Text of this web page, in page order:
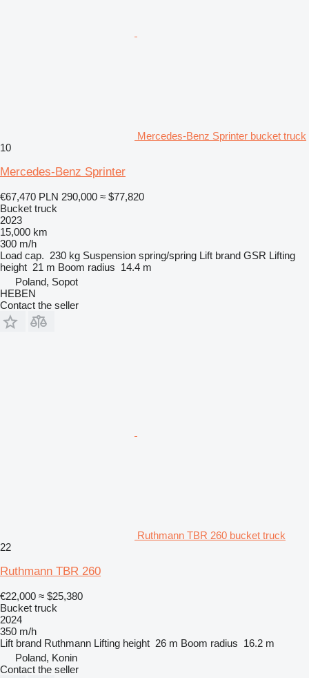
Mercedes-Benz Sprinter bucket truck
10
Mercedes-Benz Sprinter
€67,470 PLN 290,000 ≈ $77,820
Bucket truck
2023
15,000 km
300 m/h
Load cap. 230 kg Suspension spring/spring Lift brand GSR Lifting
height 21 m Boom radius 14.4 m
Poland, Sopot
HEBEN
Contact the seller
Ruthmann TBR 260 bucket truck
22
Ruthmann TBR 260
€22,000 ≈ $25,380
Bucket truck
2024
350 m/h
Lift brand Ruthmann Lifting height 26 m Boom radius 16.2 m
Poland, Konin
Contact the seller